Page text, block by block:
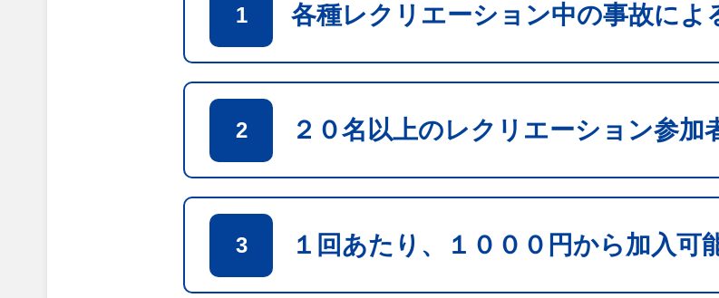
1 各種レクリエーション中の事故によ
2 ２０名以上のレクリエーション参加
3 １回あたり、１０００円から加入可